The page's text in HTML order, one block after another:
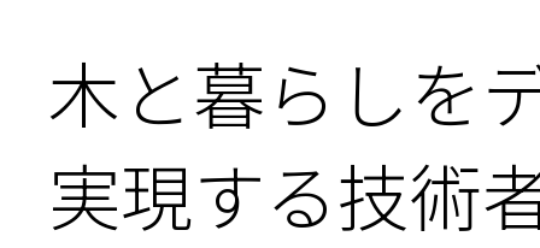
木と暮らしを
実現する技術